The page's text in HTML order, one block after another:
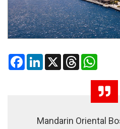
FacebookLinkedIn
X Threads
Mandarin Oriental